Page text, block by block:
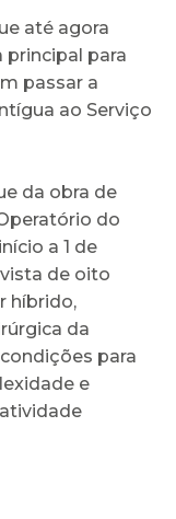
até agora
principal para
passar a
ao Serviço
da obra de
do
a 1 de
de oito
híbrido,
da
para
e